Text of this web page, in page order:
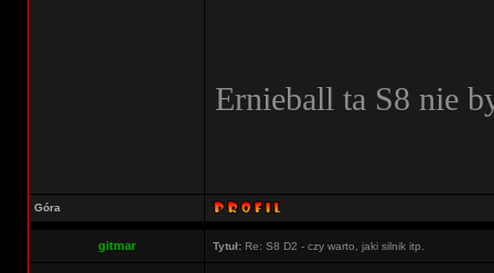
Ernieball ta S8 nie
Góra
gitmar Tytuł: Re: S8 D2 - czy warto, jaki silnik itp.